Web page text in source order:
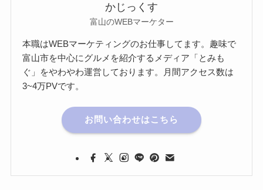
かじっくす
富山のWEBマーケター
本職はWEBマーケティングのお仕事してます。趣味で
富山市を中心にグルメを紹介するメディア「とみも
ぐ」をやわやわ運営しております。月間アクセス数は
3~4万PVです。
お問い合わせはこちら